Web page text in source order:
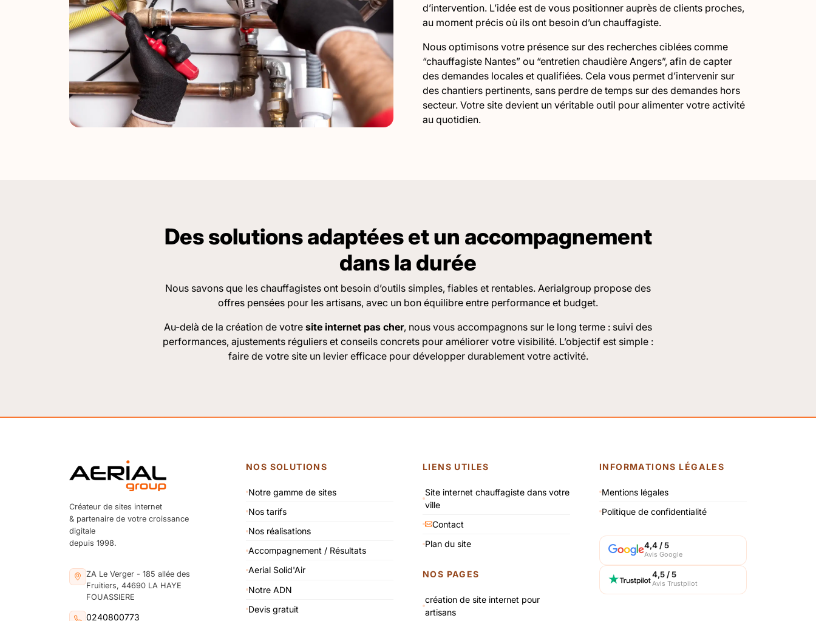
d’intervention. L’idée est de vous positionner auprès de clients proches,
au moment précis où ils ont besoin d’un chauffagiste.
Nous optimisons votre présence sur des recherches ciblées comme
“chauffagiste Nantes” ou “entretien chaudière Angers”, afin de capter
des demandes locales et qualifiées. Cela vous permet d’intervenir sur
des chantiers pertinents, sans perdre de temps sur des demandes hors
secteur. Votre site devient un véritable outil pour alimenter votre activité
au quotidien.
Des solutions adaptées et un accompagnement
dans la durée
Nous savons que les chauffagistes ont besoin d’outils simples, fiables et rentables. Aerialgroup propose des
offres pensées pour les artisans, avec un bon équilibre entre performance et budget.
Au-delà de la création de votre site internet pas cher, nous vous accompagnons sur le long terme : suivi des
performances, ajustements réguliers et conseils concrets pour améliorer votre visibilité. L’objectif est simple :
faire de votre site un levier efficace pour développer durablement votre activité.
Créateur de sites internet
& partenaire de votre croissance
digitale
depuis 1998.
ZA Le Verger - 185 allée des
Fruitiers, 44690 LA HAYE
FOUASSIERE
0240800773
NOS SOLUTIONS
Notre gamme de sites
Nos tarifs
Nos réalisations
Accompagnement / Résultats
Aerial Solid'Air
Notre ADN
Devis gratuit
LIENS UTILES
Site internet chauffagiste dans votre
ville
Contact
Plan du site
NOS PAGES
création de site internet pour
artisans
INFORMATIONS LÉGALES
Mentions légales
Politique de confidentialité
4,4 / 5
Avis Google
4,5 / 5
Avis Trustpilot